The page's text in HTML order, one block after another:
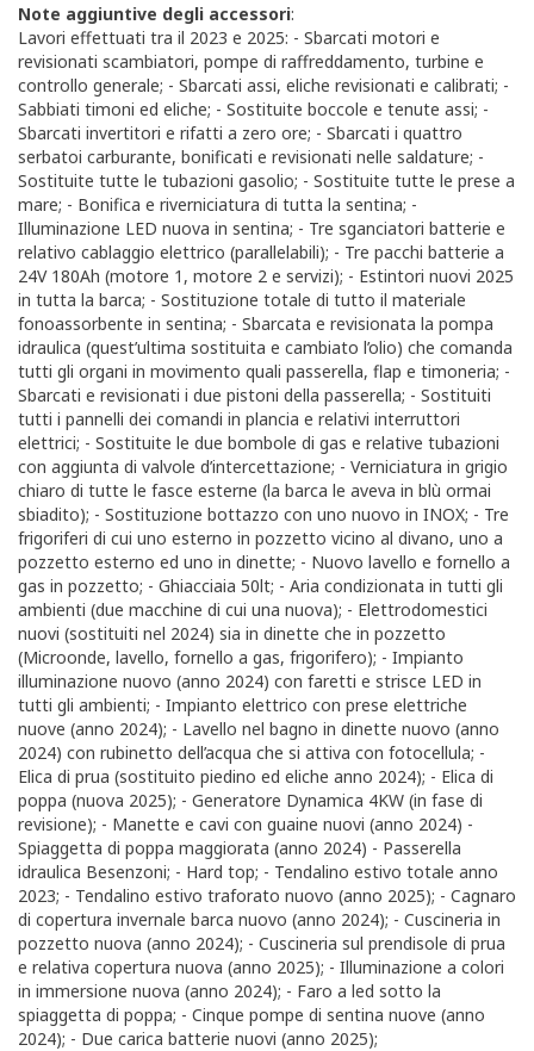
Note aggiuntive degli accessori:
Lavori effettuati tra il 2023 e 2025: - Sbarcati motori e
revisionati scambiatori, pompe di raffreddamento, turbine e
controllo generale; - Sbarcati assi, eliche revisionati e calibrati; -
Sabbiati timoni ed eliche; - Sostituite boccole e tenute assi; -
Sbarcati invertitori e rifatti a zero ore; - Sbarcati i quattro
serbatoi carburante, bonificati e revisionati nelle saldature; -
Sostituite tutte le tubazioni gasolio; - Sostituite tutte le prese a
mare; - Bonifica e riverniciatura di tutta la sentina; -
Illuminazione LED nuova in sentina; - Tre sganciatori batterie e
relativo cablaggio elettrico (parallelabili); - Tre pacchi batterie a
24V 180Ah (motore 1, motore 2 e servizi); - Estintori nuovi 2025
in tutta la barca; - Sostituzione totale di tutto il materiale
fonoassorbente in sentina; - Sbarcata e revisionata la pompa
idraulica (quest’ultima sostituita e cambiato l’olio) che comanda
tutti gli organi in movimento quali passerella, flap e timoneria; -
Sbarcati e revisionati i due pistoni della passerella; - Sostituiti
tutti i pannelli dei comandi in plancia e relativi interruttori
elettrici; - Sostituite le due bombole di gas e relative tubazioni
con aggiunta di valvole d’intercettazione; - Verniciatura in grigio
chiaro di tutte le fasce esterne (la barca le aveva in blù ormai
sbiadito); - Sostituzione bottazzo con uno nuovo in INOX; - Tre
frigoriferi di cui uno esterno in pozzetto vicino al divano, uno a
pozzetto esterno ed uno in dinette; - Nuovo lavello e fornello a
gas in pozzetto; - Ghiacciaia 50lt; - Aria condizionata in tutti gli
ambienti (due macchine di cui una nuova); - Elettrodomestici
nuovi (sostituiti nel 2024) sia in dinette che in pozzetto
(Microonde, lavello, fornello a gas, frigorifero); - Impianto
illuminazione nuovo (anno 2024) con faretti e strisce LED in
tutti gli ambienti; - Impianto elettrico con prese elettriche
nuove (anno 2024); - Lavello nel bagno in dinette nuovo (anno
2024) con rubinetto dell’acqua che si attiva con fotocellula; -
Elica di prua (sostituito piedino ed eliche anno 2024); - Elica di
poppa (nuova 2025); - Generatore Dynamica 4KW (in fase di
revisione); - Manette e cavi con guaine nuovi (anno 2024) -
Spiaggetta di poppa maggiorata (anno 2024) - Passerella
idraulica Besenzoni; - Hard top; - Tendalino estivo totale anno
2023; - Tendalino estivo traforato nuovo (anno 2025); - Cagnaro
di copertura invernale barca nuovo (anno 2024); - Cuscineria in
pozzetto nuova (anno 2024); - Cuscineria sul prendisole di prua
e relativa copertura nuova (anno 2025); - Illuminazione a colori
in immersione nuova (anno 2024); - Faro a led sotto la
spiaggetta di poppa; - Cinque pompe di sentina nuove (anno
2024); - Due carica batterie nuovi (anno 2025);